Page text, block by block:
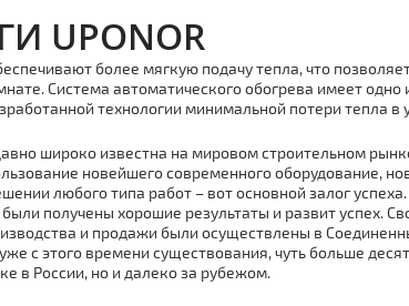
UPONOR
более мягкую подачу тепла, что
Система автоматического обогрева имеет
технологии минимальной потери
широко известна на мировом строительном
новейшего современного оборудование,
любого типа работ – вот основной залог
получены хорошие результаты и развит успех.
и продажи были осуществлены в
с этого времени существования, чуть больше
в России, но и далеко за рубежом.